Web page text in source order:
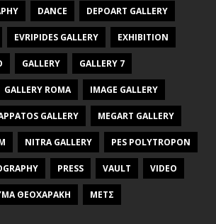
DANCE DEPOART GALLERY
EVRIPIDES GALLERY EXHIBITION
GALLERY GALLERY 7
GALLERY ROMA IMAGE GALLERY
GALLERY MEGART GALLERY
NITRA GALLERY PES POLYTROPON
PRESS VAULT VIDEO
ΘΕΟΧΑΡΑΚΗ ΜΕΤΣ